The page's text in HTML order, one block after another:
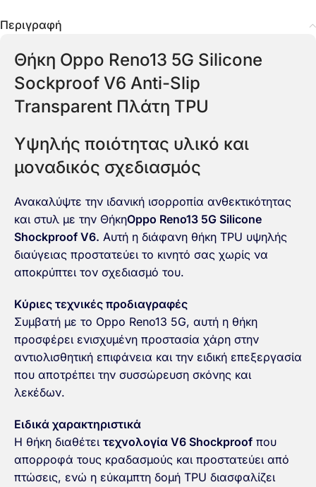
Περιγραφή
Θήκη Oppo Reno13 5G Silicone
Sockproof V6 Anti-Slip
Transparent Πλάτη TPU
Υψηλής ποιότητας υλικό και
μοναδικός σχεδιασμός
Ανακαλύψτε την ιδανική ισορροπία ανθεκτικότητας
και στυλ με την ΘήκηOppo Reno13 5G Silicone
Shockproof V6. Αυτή η διάφανη θήκη TPU υψηλής
διαύγειας προστατεύει το κινητό σας χωρίς να
αποκρύπτει τον σχεδιασμό του.
Κύριες τεχνικές προδιαγραφές
Συμβατή με το Oppo Reno13 5G, αυτή η θήκη
προσφέρει ενισχυμένη προστασία χάρη στην
αντιολισθητική επιφάνεια και την ειδική επεξεργασία
που αποτρέπει την συσσώρευση σκόνης και
λεκέδων.
Ειδικά χαρακτηριστικά
Η θήκη διαθέτει τεχνολογία V6 Shockproof που
απορροφά τους κραδασμούς και προστατεύει από
πτώσεις, ενώ η εύκαμπτη δομή TPU διασφαλίζει